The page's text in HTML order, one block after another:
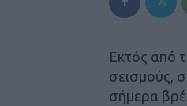
Εκτός από
σεισμούς,
σήμερα